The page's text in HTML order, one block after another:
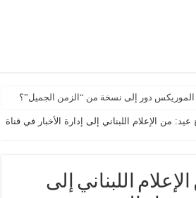
دور إلى نسخة من “الزمن الجميل”؟
من الإعلام اللبناني إلى إدارة الأخبار في قناة
اللبناني إلى